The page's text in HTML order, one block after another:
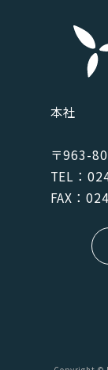
本社
〒963-
TEL：
FAX：